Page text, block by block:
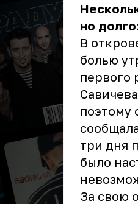
но
В
болью
первого
поэтому
три дня
было
За свою